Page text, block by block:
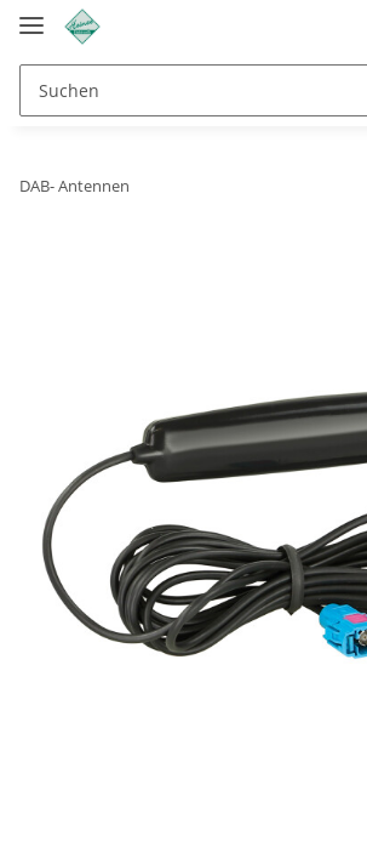
DAB- Antennen